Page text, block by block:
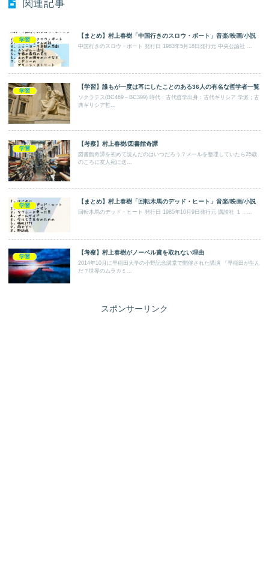
関連記事
学習
【まとめ】村上春樹「中国行きのスロウ・ボート」音楽/映画/小説
中国行きのスロウ・ボート 発行日 1983年5月18日発行元 中央公論社 ...
学習
【学習】誰もが一度は耳にしたことのある36人の有名な哲学者一覧
ソクラテス(BC469－BC399) 時代：古代哲学出身：古代ギリシア 学派；古
典ギリシア哲...
学習
【考察】村上春樹/図書館奇譚
図書館奇譚を初めて読んだのはいつだろう？メールを整理していたら25歳
のころに友人宛に送...
学習
【まとめ】村上春樹「回転木馬のデッド・ヒート」音楽/映画/小説
回転木馬のデッド・ヒート 発行日 1985年10月9日発行元 講談社 １．...
学習
【考察】村上春樹がノーベル賞を取れない理由
2014年10月に早稲田大学の小野記念講堂で開催された講演 「早稲田が生ん
だ？世界のムラカミ...
スポンサーリンク